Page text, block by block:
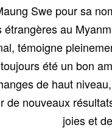
Swe pour sa
au
témoigne
été un bon
de haut
de nouveaux
joies et